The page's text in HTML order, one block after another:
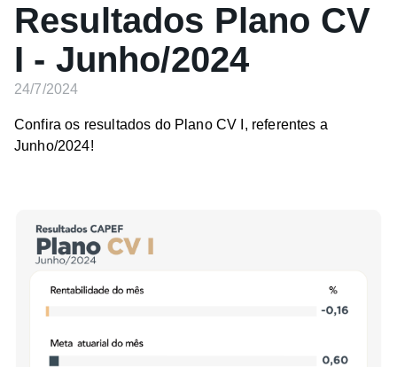
Resultados Plano CV
I - Junho/2024
24/7/2024
Confira os resultados do Plano CV I, referentes a
Junho/2024!